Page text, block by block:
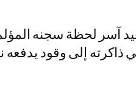
لحظة سجنه
إلى وقود يدفعه